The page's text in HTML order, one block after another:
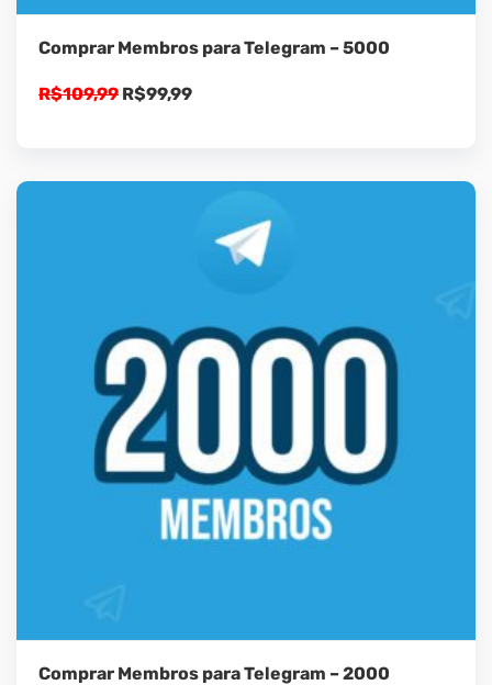
Comprar Membros para Telegram – 5000
R$109,99 O
era:
R$99,99O
é:
R$99,99.
Comprar Membros para Telegram – 2000